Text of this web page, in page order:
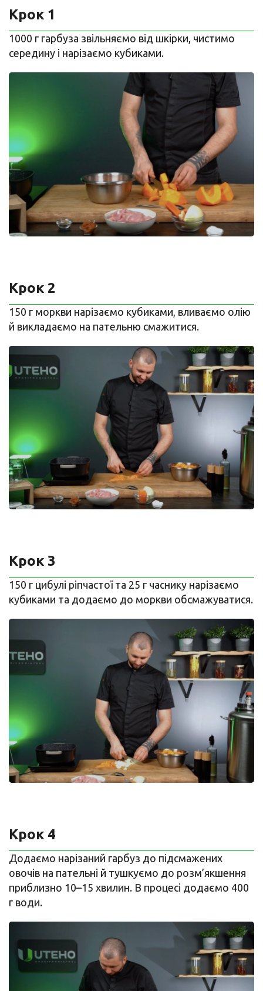
Крок 1
1000 г гарбуза звільняємо від шкірки, чистимо
середину і нарізаємо кубиками.
Крок 2
150 г моркви нарізаємо кубиками, вливаємо олію
й викладаємо на пательню смажитися.
Крок 3
150 г цибулі ріпчастої та 25 г часнику нарізаємо
кубиками та додаємо до моркви обсмажуватися.
Крок 4
Додаємо нарізаний гарбуз до підсмажених
овочів на пательні й тушкуємо до розм’якшення
приблизно 10–15 хвилин. В процесі додаємо 400
г води.